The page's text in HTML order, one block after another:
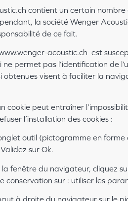
contient un certain
la société Wenger
de ce fait.
acoustic.ch est
permet pas l’identification de
obtenues visent à faciliter la
cookie peut entraîner
l’installation des cookies :
outil (pictogramme en
sur Ok.
fenêtre du navigateur, cliquez
conservation sur : utiliser les
à droite du navigateur sur le